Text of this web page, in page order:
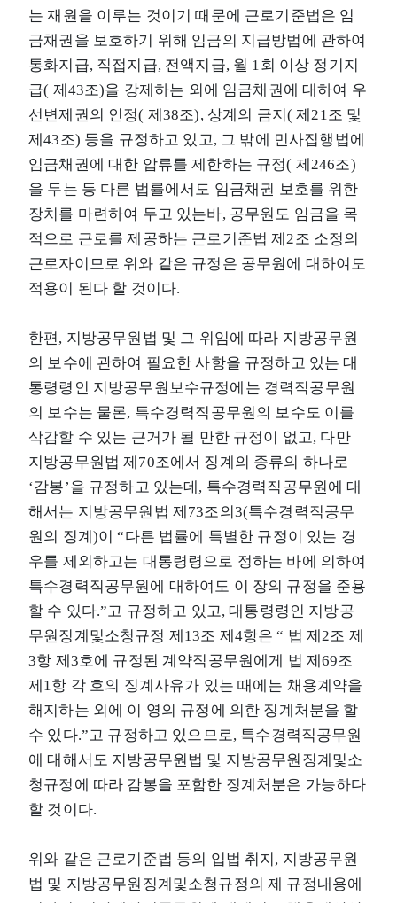
는 재원을 이루는 것이기 때문에 근로기준법은 임
금채권을 보호하기 위해 임금의 지급방법에 관하여
통화지급, 직접지급, 전액지급, 월 1회 이상 정기지
급( 제43조)을 강제하는 외에 임금채권에 대하여 우
선변제권의 인정( 제38조), 상계의 금지( 제21조 및
제43조) 등을 규정하고 있고, 그 밖에 민사집행법에
임금채권에 대한 압류를 제한하는 규정( 제246조)
을 두는 등 다른 법률에서도 임금채권 보호를 위한
장치를 마련하여 두고 있는바, 공무원도 임금을 목
적으로 근로를 제공하는 근로기준법 제2조 소정의
근로자이므로 위와 같은 규정은 공무원에 대하여도
적용이 된다 할 것이다.
한편, 지방공무원법 및 그 위임에 따라 지방공무원
의 보수에 관하여 필요한 사항을 규정하고 있는 대
통령령인 지방공무원보수규정에는 경력직공무원
의 보수는 물론, 특수경력직공무원의 보수도 이를
삭감할 수 있는 근거가 될 만한 규정이 없고, 다만
지방공무원법 제70조에서 징계의 종류의 하나로
‘감봉’을 규정하고 있는데, 특수경력직공무원에 대
해서는 지방공무원법 제73조의3(특수경력직공무
원의 징계)이 “다른 법률에 특별한 규정이 있는 경
우를 제외하고는 대통령령으로 정하는 바에 의하여
특수경력직공무원에 대하여도 이 장의 규정을 준용
할 수 있다.”고 규정하고 있고, 대통령령인 지방공
무원징계및소청규정 제13조 제4항은 “ 법 제2조 제
3항 제3호에 규정된 계약직공무원에게 법 제69조
제1항 각 호의 징계사유가 있는 때에는 채용계약을
해지하는 외에 이 영의 규정에 의한 징계처분을 할
수 있다.”고 규정하고 있으므로, 특수경력직공무원
에 대해서도 지방공무원법 및 지방공무원징계및소
청규정에 따라 감봉을 포함한 징계처분은 가능하다
할 것이다.
위와 같은 근로기준법 등의 입법 취지, 지방공무원
법 및 지방공무원징계및소청규정의 제 규정내용에